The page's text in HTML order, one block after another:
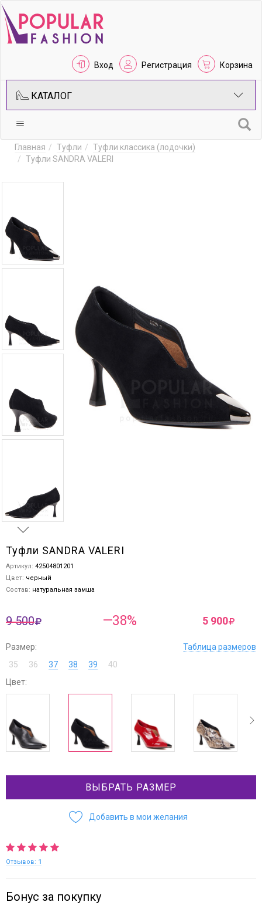
Вход Регистрация Корзина
КАТАЛОГ
Главная Туфли
Туфли классика (лодочки)
Туфли SANDRA VALERI
Туфли SANDRA VALERI
Артикул: 42504801201
Цвет: черный
Состав: натуральная замша
9 500 —38% 5 900
Размер:
Таблица размеров
35
36 37 38 39
40
Цвет:
ВЫБРАТЬ РАЗМЕР
Добавить в мои желания
Отзывов: 1
Бонус за покупку